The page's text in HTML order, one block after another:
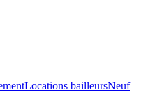
Locations bailleursNeuf